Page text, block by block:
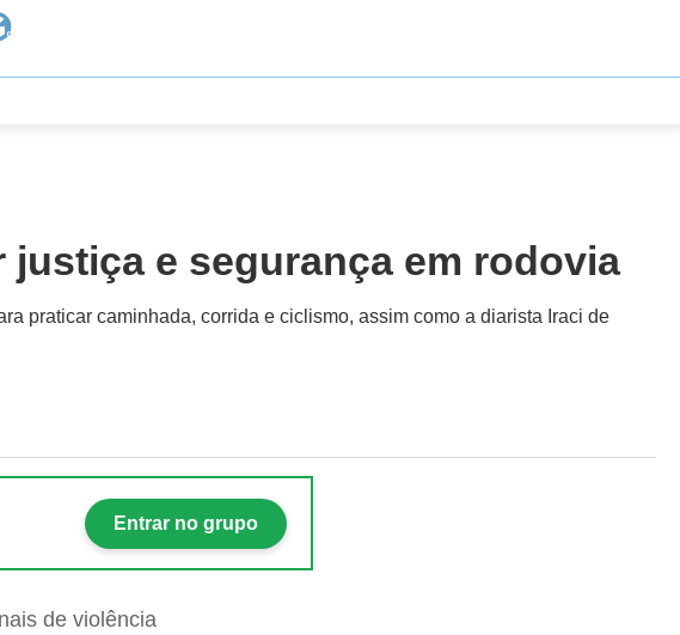
e segurança em rodovia
praticar caminhada, corrida e ciclismo, assim como a diarista Iraci de
Entrar no grupo